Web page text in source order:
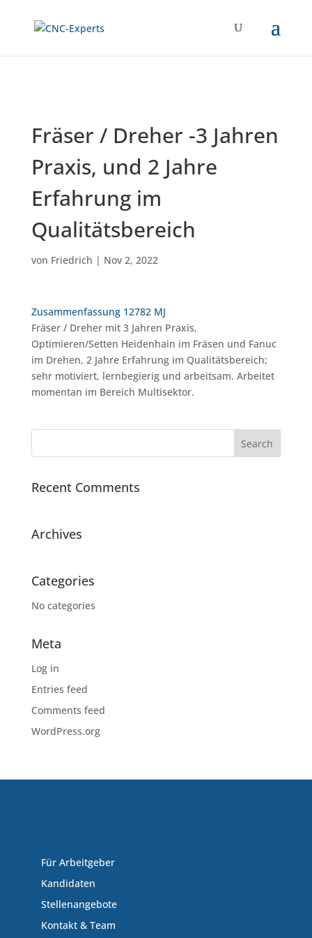
Fräser / Dreher -3 Jahren
Praxis, und 2 Jahre
Erfahrung im
Qualitätsbereich
von Friedrich | Nov 2, 2022
Zusammenfassung 12782 MJ
Fräser / Dreher mit 3 Jahren Praxis,
Optimieren/Setten Heidenhain im Fräsen und Fanuc
im Drehen, 2 Jahre Erfahrung im Qualitätsbereich;
sehr motiviert, lernbegierig und arbeitsam. Arbeitet
momentan im Bereich Multisektor.
Recent Comments
Archives
Categories
No categories
Meta
Log in
Entries feed
Comments feed
WordPress.org
Für Arbeitgeber
Kandidaten
Stellenangebote
Kontakt & Team